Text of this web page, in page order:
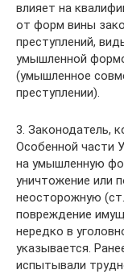
влияет на
от форм вины
преступлений,
умышленной
(умышленное
преступлении).
3. Законодатель,
Особенной части
на умышленную
уничтожение или
неосторожную
повреждение
нередко в
указывается.
испытывали